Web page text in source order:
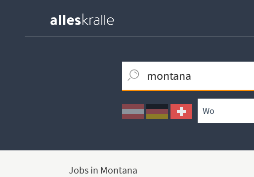
Ortssuche
Umkreissuche
Arbeitsform
Jobs in Montana